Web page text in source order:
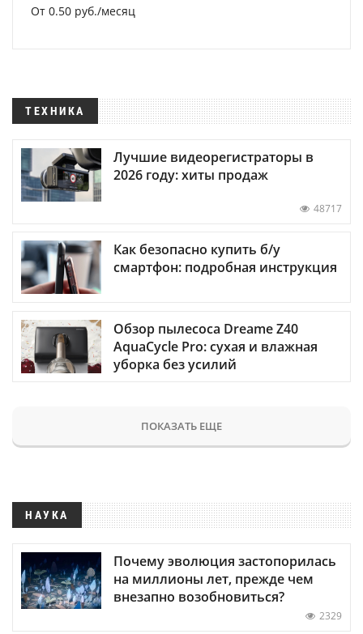
От 0.50 руб./месяц
ТЕХНИКА
Лучшие видеорегистраторы в
2026 году: хиты продаж
48717
Как безопасно купить б/у
смартфон: подробная инструкция
Обзор пылесоса Dreame Z40
AquaCycle Pro: сухая и влажная
уборка без усилий
ПОКАЗАТЬ ЕЩЕ
НАУКА
Почему эволюция застопорилась
на миллионы лет, прежде чем
внезапно возобновиться?
2329